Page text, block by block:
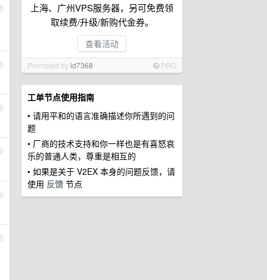
上海、广州VPS服务器，另可免费领
取续费/升级/新购代金券。
查看活动
Promoted byid7368 PRO
工单节点使用指南
• 请用平和的语言准确描述你所遇到的问
题
• 厂商的技术支持和你一样也是有喜怒哀
乐的普通人类，尊重是相互的
• 如果是关于 V2EX 本身的问题反馈，请
使用 反馈 节点